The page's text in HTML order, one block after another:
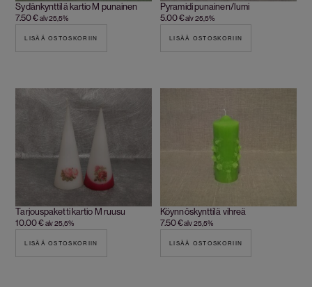
Sydänkynttilä kartio M punainen
7.50€alv 25,5%
LISÄÄ OSTOSKORIIN
Pyramidi punainen/lumi
5.00€alv 25,5%
LISÄÄ OSTOSKORIIN
Tarjouspaketti kartio M ruusu
10.00€alv 25,5%
LISÄÄ OSTOSKORIIN
Köynnöskynttilä vihreä
7.50€alv 25,5%
LISÄÄ OSTOSKORIIN